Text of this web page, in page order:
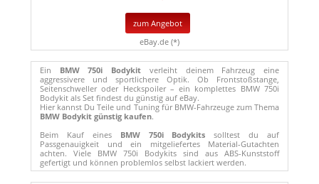
zum Angebot
eBay.de (*)
Ein BMW 750i Bodykit verleiht deinem Fahrzeug eine
aggressivere und sportlichere Optik. Ob Frontstoßstange,
Seitenschweller oder Heckspoiler – ein komplettes BMW 750i
Bodykit als Set findest du günstig auf eBay.
Hier kannst Du Teile und Tuning für BMW-Fahrzeuge zum Thema
BMW Bodykit günstig kaufen.
Beim Kauf eines BMW 750i Bodykits solltest du auf
Passgenauigkeit und ein mitgeliefertes Material-Gutachten
achten. Viele BMW 750i Bodykits sind aus ABS-Kunststoff
gefertigt und können problemlos selbst lackiert werden.